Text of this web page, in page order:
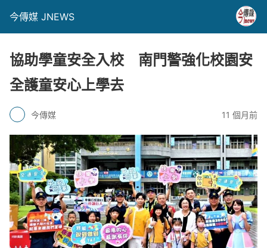
今傳媒 JNEWS
協助學童安全入校 南門警強化校園安
全護童安心上學去
今傳媒 11 個月前